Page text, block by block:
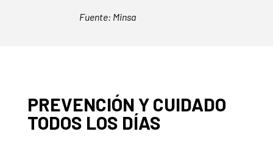
Fuente: Minsa
PREVENCIÓN Y CUIDADO
TODOS LOS DÍAS